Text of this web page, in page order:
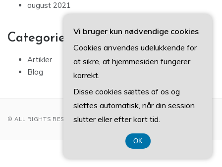
august 2021
Categories
Artikler
Blog
© ALL RIGHTS RESERVED 2022
Vi bruger kun nødvendige cookies
Cookies anvendes udelukkende for
at sikre, at hjemmesiden fungerer
korrekt.
Disse cookies sættes af os og
slettes automatisk, når din session
slutter eller efter kort tid.
OK